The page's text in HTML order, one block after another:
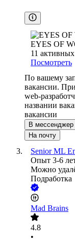
EYES OF
11
Посмотреть
По вашему
вакансии.
web-
названии
вакансии
В мессенджер
На почту
Senior ML
Опыт 3-6
Можно
Подработка
Mad Brains
4.8
•